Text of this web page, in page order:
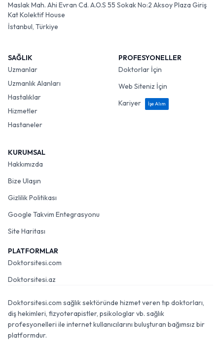
Maslak Mah. Ahi Evran Cd. A.O.S 55 Sokak No:2 Aksoy Plaza Giriş
Kat Kolektif House
İstanbul, Türkiye
SAĞLIK
Uzmanlar
Uzmanlık Alanları
Hastalıklar
Hizmetler
Hastaneler
PROFESYONELLER
Doktorlar İçin
Web Siteniz İçin
Kariyer
İşe Alım
KURUMSAL
Hakkımızda
Bize Ulaşın
Gizlilik Politikası
Google Takvim Entegrasyonu
Site Haritası
PLATFORMLAR
Doktorsitesi.com
Doktorsitesi.az
Doktorsitesi.com sağlık sektöründe hizmet veren tıp doktorları,
diş hekimleri, fizyoterapistler, psikologlar vb. sağlık
profesyonelleri ile internet kullanıcılarını buluşturan bağımsız bir
platformdur.